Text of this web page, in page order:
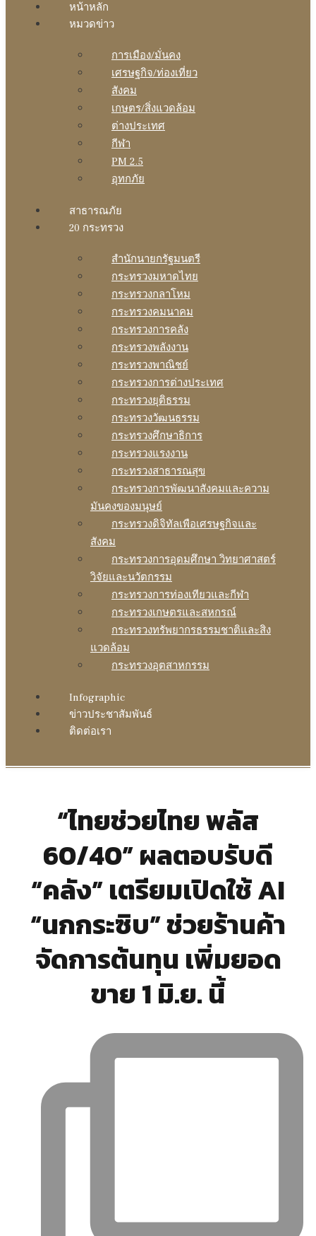
หน้าหลัก
หมวดข่าว
การเมือง/มั่นคง
เศรษฐกิจ/ท่องเที่ยว
สังคม
เกษตร/สิ่งแวดล้อม
ต่างประเทศ
กีฬา
PM 2.5
อุทกภัย
สาธารณภัย
20 กระทรวง
สํานักนายกรัฐมนตรี
กระทรวงมหาดไทย
กระทรวงกลาโหม
กระทรวงคมนาคม
กระทรวงการคลัง
กระทรวงพลังงาน
กระทรวงพาณิชย์
กระทรวงการต่างประเทศ
กระทรวงยุติธรรม
กระทรวงวัฒนธรรม
กระทรวงศึกษาธิการ
กระทรวงแรงงาน
กระทรวงสาธารณสุข
กระทรวงการพัฒนาสังคมและความ
มันคงของมนุษย์
กระทรวงดิจิทัลเพือเศรษฐกิจและ
สังคม
กระทรวงการอุดมศึกษา วิทยาศาสตร์
วิจัยและนวัตกรรม
กระทรวงการท่องเทียวและกีฬา
กระทรวงเกษตรและสหกรณ์
กระทรวงทรัพยากรธรรมชาติและสิง
แวดล้อม
กระทรวงอุตสาหกรรม
Infographic
ข่าวประชาสัมพันธ์
ติดต่อเรา
“ไทยช่วยไทย พลัส
60/40” ผลตอบรับดี
“คลัง” เตรียมเปิดใช้ AI
“นกกระซิบ” ช่วยร้านค้า
จัดการต้นทุน เพิ่มยอด
ขาย 1 มิ.ย. นี้